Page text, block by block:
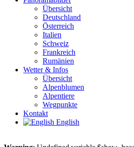
Übersicht
Deutschland
Österreich
Italien
Schweiz
Frankreich
Rumänien
Wetter & Infos
Übersicht
Alpenblumen
Alpentiere
Wegpunkte
Kontakt
English